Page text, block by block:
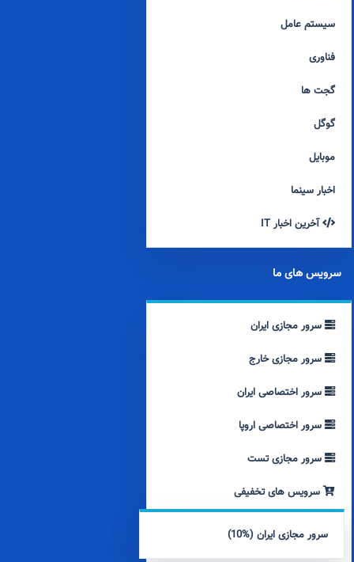
سیستم عامل
فناوری
گجت ها
گوگل
موبایل
اخبار سینما
آخرین اخبار IT
سرویس های ما
سرور مجازی ایران
سرور مجازی خارج
سرور اختصاصی ایران
سرور اختصاصی اروپا
سرور مجازی تست
سرویس های تخفیفی
سرور مجازی ایران (%10)